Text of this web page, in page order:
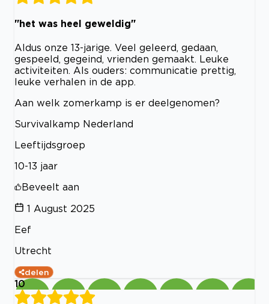
"het was heel geweldig"
Aldus onze 13-jarige. Veel geleerd, gedaan,
gespeeld, gegeind, vrienden gemaakt. Leuke
activiteiten. Als ouders: communicatie prettig,
leuke verhalen in de app.
Aan welk zomerkamp is er deelgenomen?
Survivalkamp Nederland
Leeftijdsgroep
10-13 jaar
Beveelt aan
1 August 2025
Eef
Utrecht
delen
10